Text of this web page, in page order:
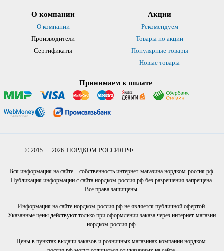
О компании
О компании
Производители
Сертификаты
Акции
Рекомендуем
Товары по акции
Популярные товары
Новые товары
Принимаем к оплате
© 2015 — 2026. НОРДКОМ-РОССИЯ.РФ
Вся информация на сайте – собственность интернет-магазина нордком-россия.рф.
Публикация информации с сайта нордком-россия.рф без разрешения запрещена.
Все права защищены.
Информация на сайте нордком-россия.рф не является публичной офертой.
Указанные цены действуют только при оформлении заказа через интернет-магазин
нордком-россия.рф.
Цены в пунктах выдачи заказов и розничных магазинах компании нордком-